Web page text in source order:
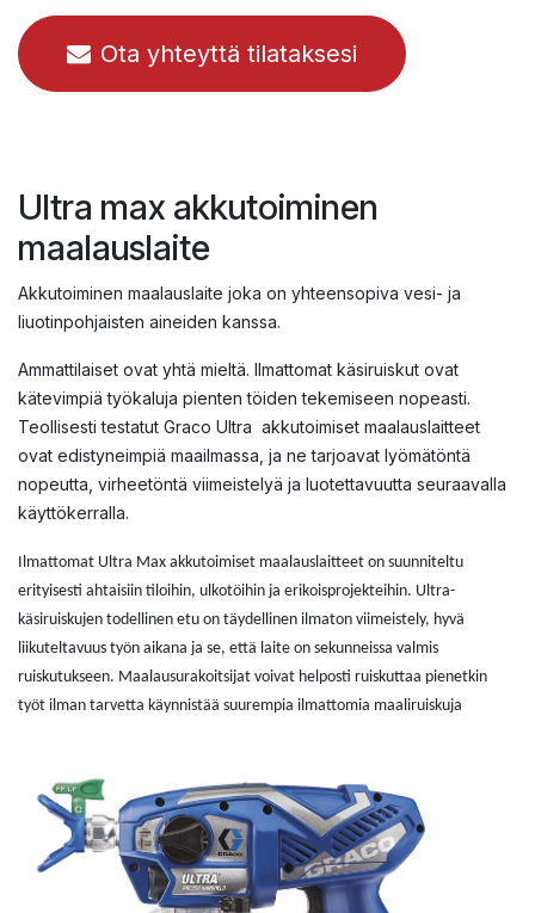
Ota yhteyttä tilataksesi
Ultra max akkutoiminen
maalauslaite
Akkutoiminen maalauslaite joka on yhteensopiva vesi- ja
liuotinpohjaisten aineiden kanssa.
Ammattilaiset ovat yhtä mieltä. Ilmattomat käsiruiskut ovat
kätevimpiä työkaluja pienten töiden tekemiseen nopeasti.
Teollisesti testatut Graco Ultra akkutoimiset maalauslaitteet
ovat edistyneimpiä maailmassa, ja ne tarjoavat lyömätöntä
nopeutta, virheetöntä viimeistelyä ja luotettavuutta seuraavalla
käyttökerralla.
Ilmattomat Ultra Max akkutoimiset maalauslaitteet on suunniteltu
erityisesti ahtaisiin tiloihin, ulkotöihin ja erikoisprojekteihin. Ultra-
käsiruiskujen todellinen etu on täydellinen ilmaton viimeistely, hyvä
liikuteltavuus työn aikana ja se, että laite on sekunneissa valmis
ruiskutukseen. Maalausurakoitsijat voivat helposti ruiskuttaa pienetkin
työt ilman tarvetta käynnistää suurempia ilmattomia maaliruiskuja